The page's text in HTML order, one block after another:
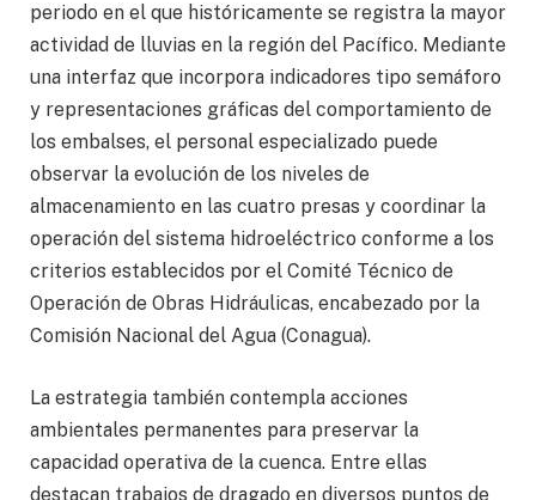
periodo en el que históricamente se registra la mayor
actividad de lluvias en la región del Pacífico. Mediante
una interfaz que incorpora indicadores tipo semáforo
y representaciones gráficas del comportamiento de
los embalses, el personal especializado puede
observar la evolución de los niveles de
almacenamiento en las cuatro presas y coordinar la
operación del sistema hidroeléctrico conforme a los
criterios establecidos por el Comité Técnico de
Operación de Obras Hidráulicas, encabezado por la
Comisión Nacional del Agua (Conagua).
La estrategia también contempla acciones
ambientales permanentes para preservar la
capacidad operativa de la cuenca. Entre ellas
destacan trabajos de dragado en diversos puntos de